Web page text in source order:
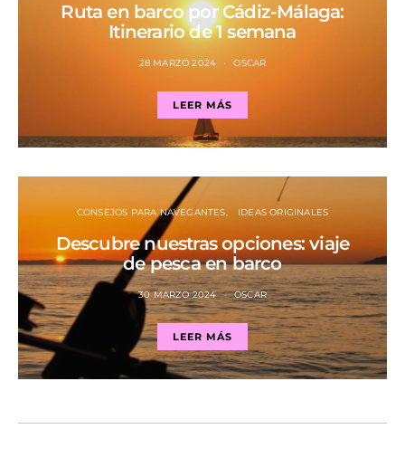
Ruta en barco por Cádiz-Málaga:
Itinerario de 1 semana
28 MARZO 2024 OSCAR
LEER MÁS
CONSEJOS PARA NAVEGANTES IDEAS ORIGINALES
Descubre nuestras opciones: viaje
de pesca en barco
30 MARZO 2024 OSCAR
LEER MÁS